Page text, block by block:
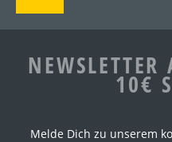
10€
Melde Dich zu unserem